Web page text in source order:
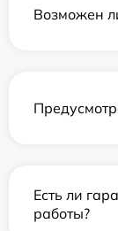
Возможен
Есть ли
работы?